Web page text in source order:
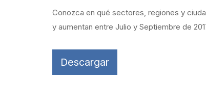
Conozca en qué sectores, regiones y
y aumentan entre Julio y Septiembre de
Descargar